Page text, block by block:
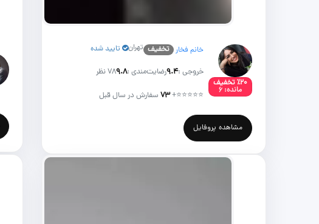
٪۲۰ تخفیف
مانده: ۶
خانم فخار تخفیف تهران تایید شده
خروجی :۹.۴رضایت‌مندی :۹.۸78 نظر
⭐⭐⭐⭐⭐
+۷۳سفارش در سال قبل
مشاهده پروفایل